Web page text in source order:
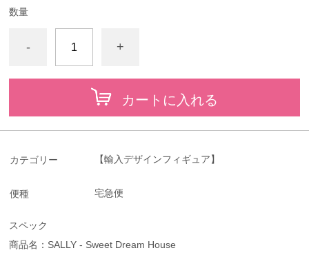
数量
- +
カートに入れる
カテゴリー 【輸入デザインフィギュア】
便種 宅急便
スペック
商品名：SALLY - Sweet Dream House